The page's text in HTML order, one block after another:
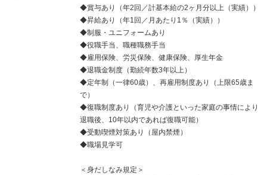
◆賞与あり（年2回／計基本給の2ヶ月分以上（実績））
◆昇給あり（年1回／月あたり1％（実績））
◆制服・ユニフォームあり
◆役職手当、職種職務手当
◆雇用保険、労災保険、健康保険、厚生年金
◆退職金制度（勤続年数3年以上）
◆定年制（一律60歳）、再雇用制度あり（上限65歳ま
で）
◆復職制度あり（育児や介護といった家庭の事情により
退職後、10年以内であれば復職可能）
◆受動喫煙対策あり（屋内禁煙）
◆職場見学可
＜身だしなみ規定＞